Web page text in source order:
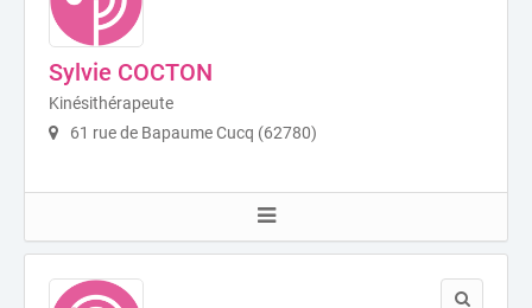
Sylvie COCTON
Kinésithérapeute
61 rue de Bapaume Cucq (62780)